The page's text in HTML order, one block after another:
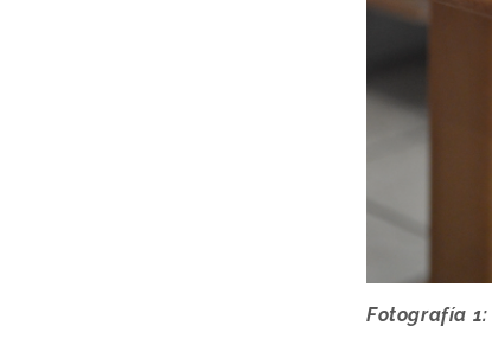
Fotografía 1: